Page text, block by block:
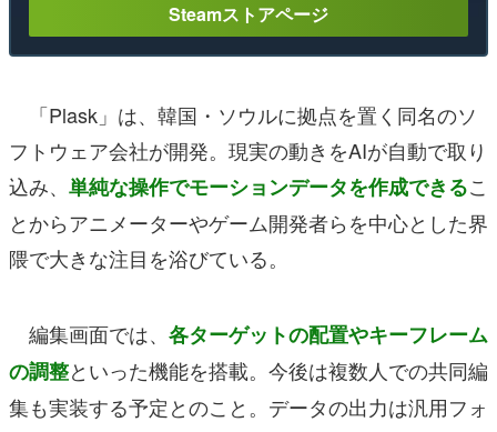
Steamストアページ
「Plask」は、韓国・ソウルに拠点を置く同名のソ
フトウェア会社が開発。現実の動きをAIが自動で取り
込み、 単純な操作でモーションデータを作成できるこ
とからアニメーターやゲーム開発者らを中心とした界
隈で大きな注目を浴びている。
編集画面では、 各ターゲットの配置やキーフレーム
の調整といった機能を搭載。今後は複数人での共同編
集も実装する予定とのこと。データの出力は汎用フォ